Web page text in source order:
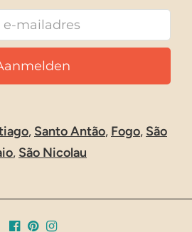
, Santo Antão, Fogo, São
, São Nicolau